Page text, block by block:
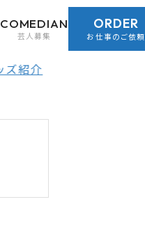
COMEDIAN
芸人募集
ORDER
お仕事のご依頼